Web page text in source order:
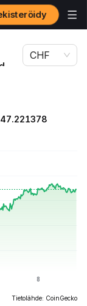
Stock)-hinta
CHF
47.221378
Tietolähde: CoinGecko